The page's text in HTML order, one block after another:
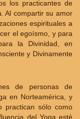
los practicantes de
Al compartir su amor
espirituales a
el egoísmo, y para
la Divinidad, en
y Divinamente
de personas de
en Norteamérica, y
practican sólo como
del Yoga esté